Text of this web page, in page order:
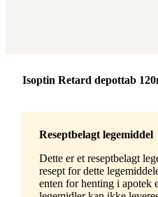
Merke:
Isoptin Retard depottab
Reseptbelagt legemiddel
Dette er et reseptbelagt
resept for dette
enten for henting i apotek